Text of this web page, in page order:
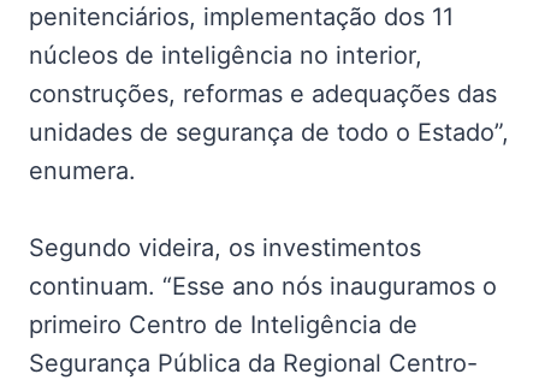
penitenciários, implementação dos 11
núcleos de inteligência no interior,
construções, reformas e adequações das
unidades de segurança de todo o Estado”,
enumera.
Segundo videira, os investimentos
continuam. “Esse ano nós inauguramos o
primeiro Centro de Inteligência de
Segurança Pública da Regional Centro-